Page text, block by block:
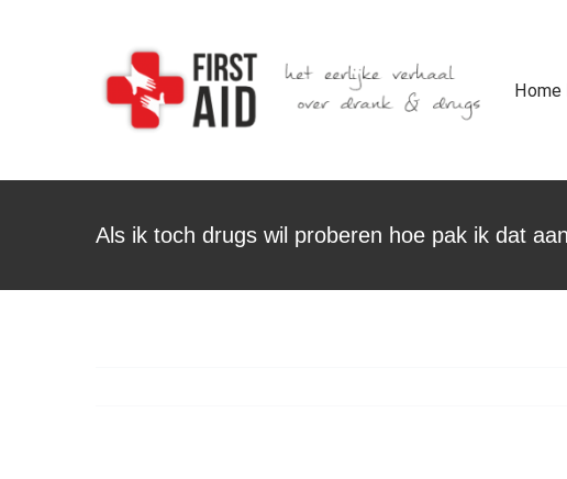
Als ik toch drugs wil proberen hoe pak ik dat